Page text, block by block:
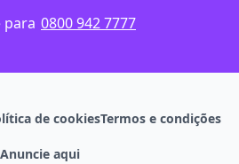
para 0800 942 7777
de cookiesTermos e condições
Anuncie aqui